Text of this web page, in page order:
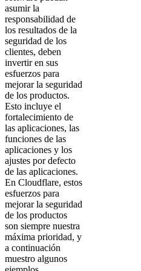
asumir la
responsabilidad de
los resultados de la
seguridad de los
clientes, deben
invertir en sus
esfuerzos para
mejorar la seguridad
de los productos.
Esto incluye el
fortalecimiento de
las aplicaciones, las
funciones de las
aplicaciones y los
ajustes por defecto
de las aplicaciones.
En Cloudflare, estos
esfuerzos para
mejorar la seguridad
de los productos
son siempre nuestra
máxima prioridad, y
a continuación
muestro algunos